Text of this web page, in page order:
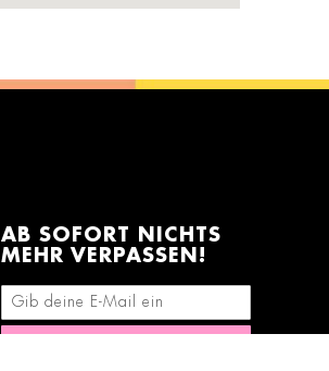
AB SOFORT NICHTS
MEHR VERPASSEN!
E-Mail-Adresse eingeben